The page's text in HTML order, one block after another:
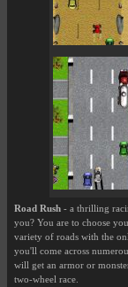
Road Rush - a thrilling
you? You are to choose
variety of roads with the
you'll come across
will get an armor or
two-wheel race.